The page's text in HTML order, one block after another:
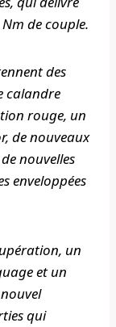
de couple.
des
calandre
rouge, un
de nouveaux
nouvelles
enveloppées
un
et un
qui